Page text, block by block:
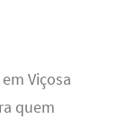
Viçosa
quem